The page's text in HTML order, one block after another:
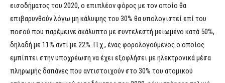
εισοδήματος του 2020, ο επιπλέον φόρος με τον οποίο θα
επιβαρυνθούν λόγω μη κάλυψης του 30% θα υπολογιστεί επί του
ποσού που παρέμεινε ακάλυπτο με συντελεστή μειωμένο κατά 50%,
δηλαδή με 11% αντί με 22%. Π.χ., ένας φορολογούμενος ο οποίος
εμπίπτει στην υποχρέωση να έχει εξοφλήσει με ηλεκτρονικά μέσα
πληρωμής δαπάνες που αντιστοιχούν στο 30% του ατομικού